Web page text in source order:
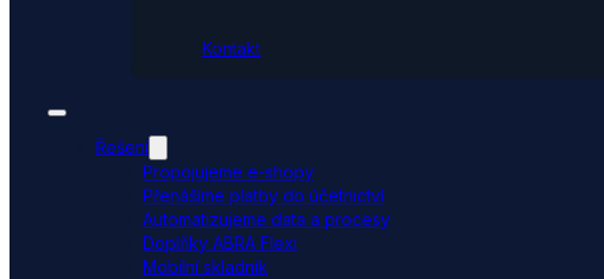
Kontakt
Řešení
Propojujeme e-shopy
Přenášíme platby do účetnictví
Automatizujeme data a procesy
Doplňky ABRA Flexi
Mobilní skladník